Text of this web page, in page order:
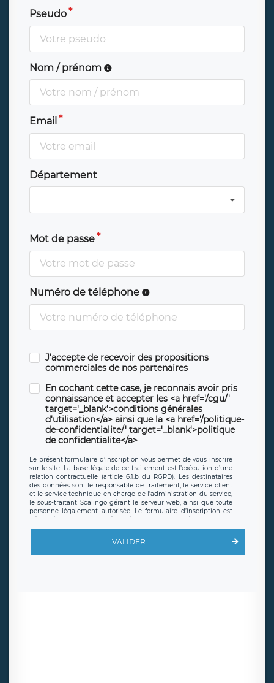
Pseudo
Nom / prénom
Email
Département
Mot de passe
Numéro de téléphone
J'accepte de recevoir des propositions
commerciales de nos partenaires
En cochant cette case, je reconnais avoir pris
connaissance et accepter les <a href='/cgu/'
target='_blank'>conditions générales
d'utilisation</a> ainsi que la <a href='/politique-
de-confidentialite/' target='_blank'>politique
de confidentialite</a>
Le présent formulaire d’inscription vous permet de vous inscrire
sur le site. La base légale de ce traitement est l’exécution d’une
relation contractuelle (article 6.1.b du RGPD). Les destinataires
des données sont le responsable de traitement, le service client
et le service technique en charge de l’administration du service,
le sous-traitant Scalingo gérant le serveur web, ainsi que toute
personne légalement autorisée. Le formulaire d’inscription est
hébergé sur un serveur hébergé par Scalingo, basé en France et
offrant desclauses de protection conformes au RGPD. Les
en sollicite la suppression, étant entendu que vous pouvez
demander la suppression de vos données et retirer votre
VALIDER